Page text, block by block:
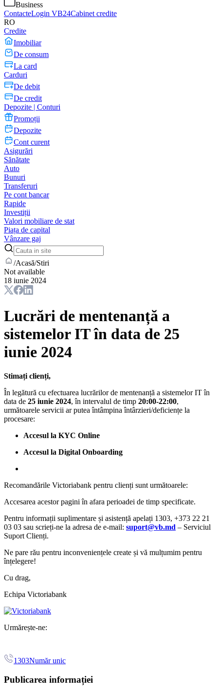
Business
ContacteLogin VB24Cabinet credite
RO
Credite
Imobiliar
De consum
La card
Carduri
De debit
De credit
Depozite | Conturi
Promoții
Depozite
Cont curent
Asigurări
Sănătate
Auto
Bunuri
Transferuri
Pe cont bancar
Rapide
Investiții
Valori mobiliare de stat
Piața de capital
Vânzare gaj
/Acasă/Stiri
Not available
18 iunie 2024
Lucrări de mentenanță a
sistemelor IT în data de 25
iunie 2024
Stimați clienți,
În legătură cu efectuarea lucrărilor de mentenanță a sistemelor IT în
data de 25 iunie 2024, în intervalul de timp 20:00-22:00,
următoarele servicii ar putea întâmpina întârzieri/deficiențe la
procesare:
Accesul la KYC Online
Accesul la Digital Onboarding
Recomandările Victoriabank pentru clienți sunt următoarele:
Accesarea acestor pagini în afara perioadei de timp specificate.
Pentru informații suplimentare și asistență apelați 1303, +373 22 21
03 03 sau scrieți-ne la adresa de e-mail: suport@vb.md – Serviciul
Suport Clienți.
Ne pare rău pentru inconveniențele create și vă mulțumim pentru
înțelegere!
Cu drag,
Echipa Victoriabank
Urmărește-ne:
1303Număr unic
Publicarea informației